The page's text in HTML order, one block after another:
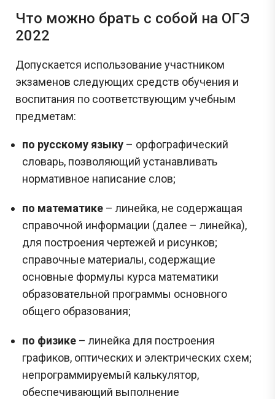
Что можно брать с собой на ОГЭ
2022
Допускается использование участником
экзаменов следующих средств обучения и
воспитания по соответствующим учебным
предметам:
по русскому языку – орфографический
словарь, позволяющий устанавливать
нормативное написание слов;
по математике – линейка, не содержащая
справочной информации (далее – линейка),
для построения чертежей и рисунков;
справочные материалы, содержащие
основные формулы курса математики
образовательной программы основного
общего образования;
по физике – линейка для построения
графиков, оптических и электрических схем;
непрограммируемый калькулятор,
обеспечивающий выполнение